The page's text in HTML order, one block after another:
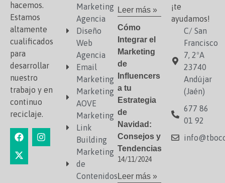
hacemos.
Estamos
altamente
cualificados
para
desarrollar
nuestro
trabajo y en
continuo
reciclaje.
Marketing
Agencia
Diseño
Web
Agencia
Email
Marketing
Marketing
AOVE
Marketing
Link
Building
Marketing
de
Contenidos
Leer más »
Cómo
Integrar el
Marketing
de
Influencers
a tu
Estrategia
de
Navidad:
Consejos y
Tendencias
14/11/2024
Leer más »
¡te
ayudamos!
C/ San
Francisco
7, 2ºA
23740
Andújar
(Jaén)
677 86
01 92